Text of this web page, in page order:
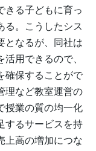
きる子どもに育っ
る。こうしたシス
となるが、同社は
用できるので、
確保することがで
理など教室運営の
授業の質の均一化
するサービスを持
上高の増加につな